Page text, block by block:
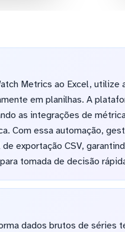
Metrics ao Excel,
em planilhas. A
as integrações de
Com essa automação,
exportação CSV,
tomada de decisão
dados brutos de séries